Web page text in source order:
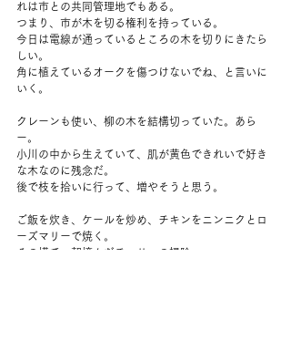
れは市との共同管理地でもある。
つまり、市が木を切る権利を持っている。
今日は電線が通っているところの木を切りにきたら
しい。
角に植えているオークを傷つけないでね、と言いに
いく。
クレーンも使い、柳の木を結構切っていた。あら
ー。
小川の中から生えていて、肌が黄色できれいで好き
な木なのに残念だ。
後で枝を拾いに行って、増やそうと思う。
ご飯を炊き、ケールを炒め、チキンをニンニクとロ
ーズマリーで焼く。
その横で、朝摘んだチェリーの掃除。